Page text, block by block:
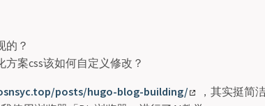
的？
案css该如何自定义修改？
posts/hugo-blog-building/
，其实挺简